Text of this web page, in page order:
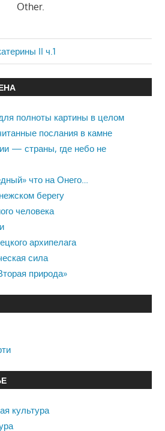
Other.
II ч.1
полноты картины в целом
послания в камне
— страны, где небо не
что на Онего…
берегу
человека
архипелага
сила
природа»
культура